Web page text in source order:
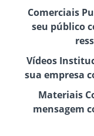
Comerciais
seu público
Vídeos
sua empresa
Materiais
mensagem